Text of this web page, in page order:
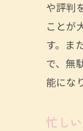
や評判
ことが
す。ま
で、無
能にな
忙し